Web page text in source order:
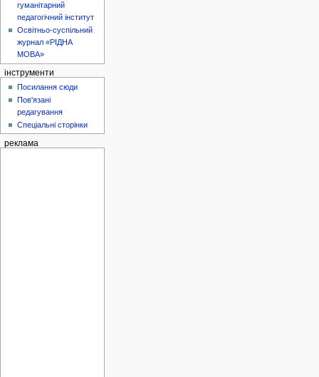
гуманітарний
педагогічний інститут
Освітньо-суспільний
журнал «РІДНА
МОВА»
інструменти
Посилання сюди
Пов'язані
редагування
Спеціальні сторінки
реклама